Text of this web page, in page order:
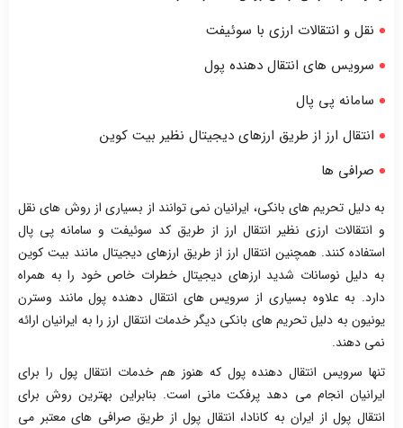
نقل و انتقالات ارزی با سوئیفت
سرویس های انتقال دهنده پول
سامانه پی پال
انتقال ارز از طریق ارزهای دیجیتال نظیر بیت کوین
صرافی ها
به دلیل تحریم های بانکی، ایرانیان نمی توانند از بسیاری از روش های نقل
و انتقالات ارزی نظیر انتقال ارز از طریق کد سوئیفت و سامانه پی پال
استفاده کنند. همچنین انتقال ارز از طریق ارزهای دیجیتال مانند بیت کوین
به دلیل نوسانات شدید ارزهای دیجیتال خطرات خاص خود را به همراه
دارد. به علاوه بسیاری از سرویس های انتقال دهنده پول مانند وسترن
یونیون به دلیل تحریم های بانکی دیگر خدمات انتقال ارز را به ایرانیان ارائه
نمی دهند.
تنها سرویس انتقال دهنده پول که هنوز هم خدمات انتقال پول را برای
ایرانیان انجام می دهد پرفکت مانی است. بنابراین بهترین روش برای
انتقال پول از ایران به کانادا، انتقال پول از طریق صرافی های معتبر می